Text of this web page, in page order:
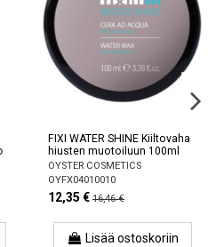
FIXI WATER SHINE Kiiltovaha
hiusten muotoiluun 100ml
OYSTER COSMETICS
OYFX04010010
12,35 € 16,46 €
Lisää ostoskoriin